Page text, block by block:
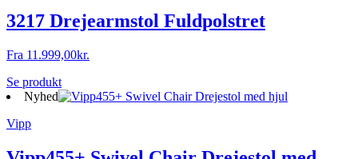
3217 Drejearmstol Fuldpolstret
Fra 11.999,00kr.
Se produkt
Nyhed
Vipp